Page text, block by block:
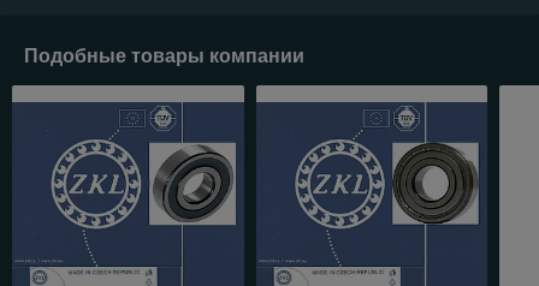
Подобные товары компании